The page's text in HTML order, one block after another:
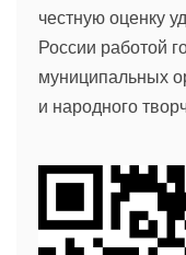
честную оценку
России работой
муниципальных
и народного